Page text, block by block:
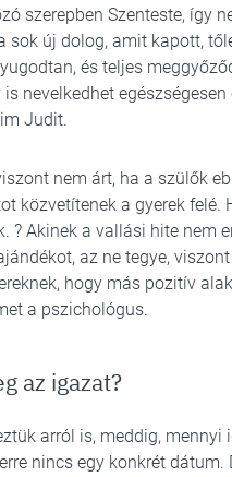
szerepben Szenteste, így
sok új dolog, amit kapott,
és teljes
nevelkedhet
Judit.
nem árt, ha a szülők
közvetítenek a gyerek
? Akinek a vallási hite nem
az ne tegye,
hogy más pozitív
a pszichológus.
az igazat?
arról is, meddig,
nincs egy konkrét